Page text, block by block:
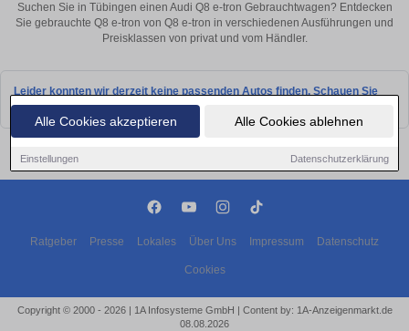
Alle Cookies akzeptieren Alle Cookies ablehnen
Einstellungen Datenschutzerklärung
Suchen Sie in Tübingen einen Audi Q8 e-tron Gebrauchtwagen? Entdecken
Sie gebrauchte Q8 e-tron von Q8 e-tron in verschiedenen Ausführungen und
Preisklassen von privat und vom Händler.
Leider konnten wir derzeit keine passenden Autos finden. Schauen Sie
bald wieder vorbei!
Ratgeber Presse Lokales Über Uns Impressum Datenschutz
Cookies
Copyright © 2000 - 2026 | 1A Infosysteme GmbH | Content by: 1A-Anzeigenmarkt.de
08.08.2026